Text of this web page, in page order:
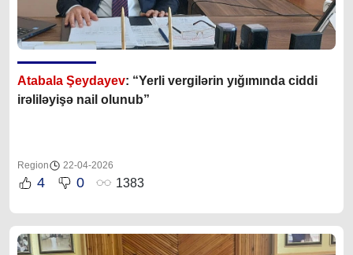
Atabala Şeydayev: “Yerli vergilərin yığımında ciddi
irəliləyişə nail olunub”
Region 22-04-2026
4 0 1383